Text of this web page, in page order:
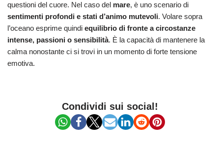
questioni del cuore. Nel caso del mare, è uno scenario di
sentimenti profondi e stati d’animo mutevoli. Volare sopra
l’oceano esprime quindi equilibrio di fronte a circostanze
intense, passioni o sensibilità. È la capacità di mantenere la
calma nonostante ci si trovi in un momento di forte tensione
emotiva.
Condividi sui social!